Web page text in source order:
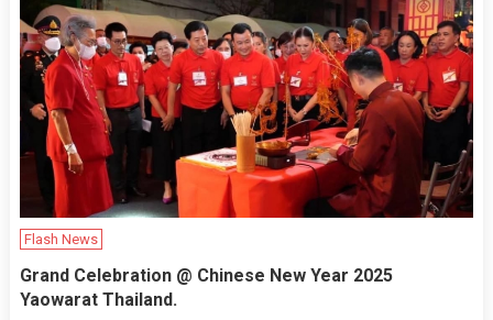
Flash News
Grand Celebration @ Chinese New Year 2025
Yaowarat Thailand.